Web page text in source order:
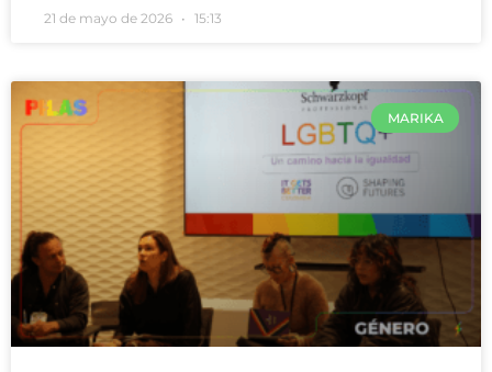
21 de mayo de 2026 15:13
MARIKA